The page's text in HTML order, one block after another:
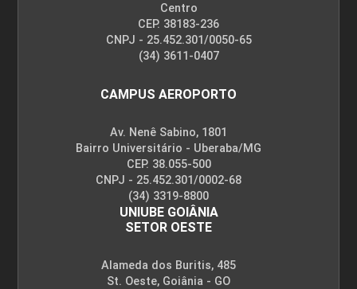
Centro
CEP. 38183-236
CNPJ - 25.452.301/0050-65
(34) 3611-0407
CAMPUS AEROPORTO
Av. Nenê Sabino, 1801
Bairro Universitário - Uberaba/MG
CEP. 38.055-500
CNPJ - 25.452.301/0002-68
(34) 3319-8800
UNIUBE GOIÂNIA
SETOR OESTE
Alameda dos Buritis, 485
St. Oeste, Goiânia - GO